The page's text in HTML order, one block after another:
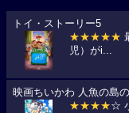
トイ・ストーリー5
★★★★★
児）がi...
映画ちいかわ 人魚の島
★★★★☆